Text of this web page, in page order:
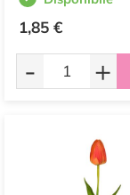
1,85 €
- +